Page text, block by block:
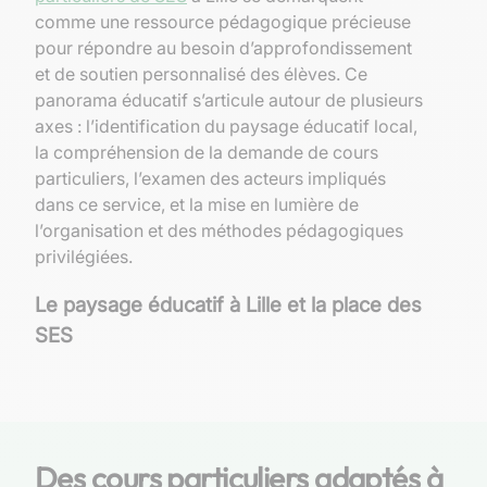
comme une ressource pédagogique précieuse
pour répondre au besoin d’approfondissement
et de soutien personnalisé des élèves. Ce
panorama éducatif s’articule autour de plusieurs
axes : l’identification du paysage éducatif local,
la compréhension de la demande de cours
particuliers, l’examen des acteurs impliqués
dans ce service, et la mise en lumière de
l’organisation et des méthodes pédagogiques
privilégiées.
Le paysage éducatif à Lille et la place des
SES
Lille, métropole dynamique et jeune, regorge
Des cours particuliers adaptés à